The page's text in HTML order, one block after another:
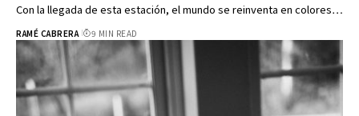
Con la llegada de esta estación, el mundo se reinventa en colores…
RAMÉ CABRERA 9 MIN READ